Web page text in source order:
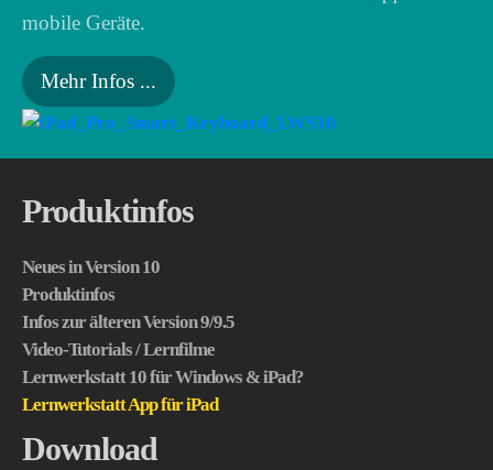
mobile Geräte.
Mehr Infos ...
Produktinfos
Neues in Version 10
Produktinfos
Infos zur älteren Version 9/9.5
Video-Tutorials / Lernfilme
Lernwerkstatt 10 für Windows & iPad?
Lernwerkstatt App für iPad
Download